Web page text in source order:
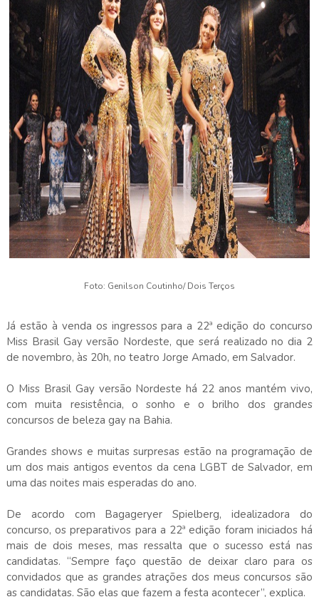
Foto: Genilson Coutinho/ Dois Terços
Já estão à venda os ingressos para a 22ª edição do concurso
Miss Brasil Gay versão Nordeste, que será realizado no dia 2
de novembro, às 20h, no teatro Jorge Amado, em Salvador.
O Miss Brasil Gay versão Nordeste há 22 anos mantém vivo,
com muita resistência, o sonho e o brilho dos grandes
concursos de beleza gay na Bahia.
Grandes shows e muitas surpresas estão na programação de
um dos mais antigos eventos da cena LGBT de Salvador, em
uma das noites mais esperadas do ano.
De acordo com Bagageryer Spielberg, idealizadora do
concurso, os preparativos para a 22ª edição foram iniciados há
mais de dois meses, mas ressalta que o sucesso está nas
candidatas. “Sempre faço questão de deixar claro para os
convidados que as grandes atrações dos meus concursos são
as candidatas. São elas que fazem a festa acontecer”, explica.